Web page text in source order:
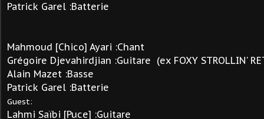
Patrick Garel :Batterie
Mahmoud [Chico] Ayari :Chant
Grégoire Djevahirdjian :Guitare (ex FOXY STROLLIN'
Alain Mazet :Basse
Patrick Garel :Batterie
Guest:
Lahmi Saïbi [Puce] :Guitare